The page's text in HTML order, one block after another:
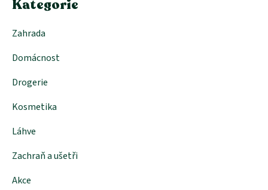
Kategorie
Zahrada
Domácnost
Drogerie
Kosmetika
Láhve
Zachraň a ušetři
Akce